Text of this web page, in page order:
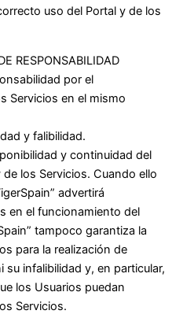
uso del Portal y de los
RESPONSABILIDAD
por el
Servicios en el mismo
y falibilidad.
y continuidad del
los Servicios. Cuando ello
advertirá
en el funcionamiento del
tampoco garantiza la
para la realización de
infalibilidad y, en particular,
los Usuarios puedan
Servicios.